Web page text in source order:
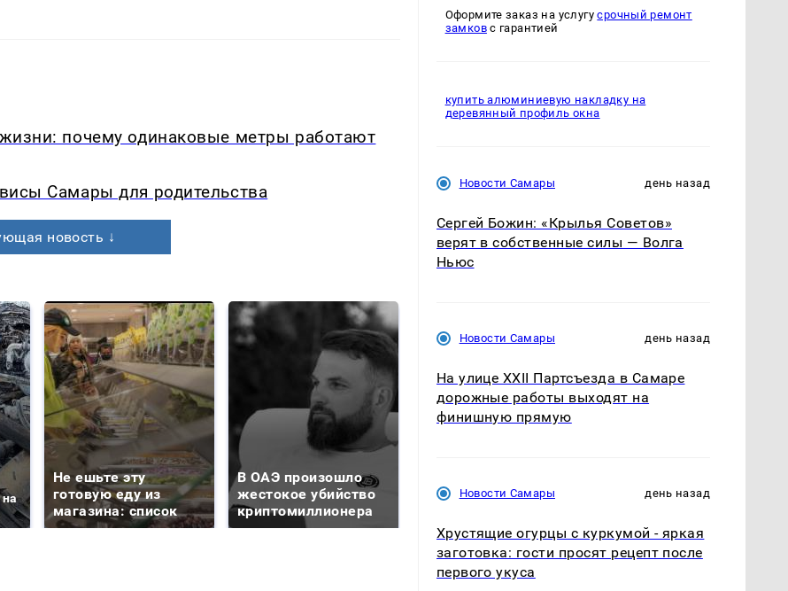
почему одинаковые метры работают
Самары для родительства
новость ↓
на
Не ешьте эту
готовую еду из
магазина: список
В ОАЭ произошло
жестокое убийство
криптомиллионера
В магазинах России
ажиотаж из-за этого
машину напали и
Оформите заказ на услугусрочный ремонт
замковс гарантией
купить алюминиевую накладку на
деревянный профиль окна
Новости Самары день назад
Сергей Божин: «Крылья Советов»
верят в собственные силы — Волга
Ньюс
Новости Самары день назад
На улице XXII Партсъезда в Самаре
дорожные работы выходят на
финишную прямую
Новости Самары день назад
Хрустящие огурцы с куркумой - яркая
заготовка: гости просят рецепт после
первого укуса